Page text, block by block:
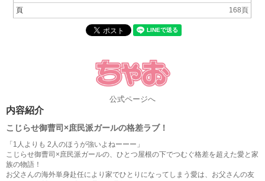
頁
168頁
公式ページへ
内容紹介
こじらせ御曹司×庶民派ガールの格差ラブ！
「1人よりも 2人のほうが強いよねーーー」
こじらせ御曹司×庶民派ガールの、ひとつ屋根の下でつむぐ格差を超えた愛と家
族の物語！
お父さんの海外単身赴任により家でひとりになってしまう愛は、お父さんの友